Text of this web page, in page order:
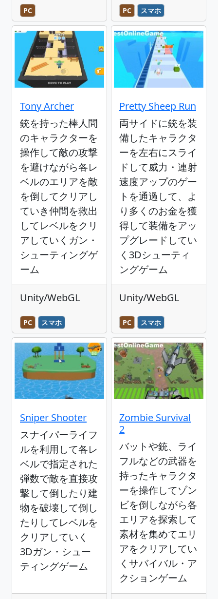
PC PC スマホ
Tony Archer
銃を持った棒人間
のキャラクターを
操作して敵の攻撃
を避けながら各レ
ベルのエリアを敵
を倒してクリアし
ていき仲間を救出
してレベルをクリ
アしていくガン・
シューティングゲ
ーム
Unity/WebGL
PC スマホ
Pretty Sheep Run
両サイドに銃を装
備したキャラクタ
ーを左右にスライ
ドして威力・連射
速度アップのゲー
トを通過して、よ
り多くのお金を獲
得して装備をアッ
プグレードしてい
く3Dシューティ
ングゲーム
Unity/WebGL
PC スマホ
Sniper Shooter
スナイパーライフ
ルを利用して各レ
ベルで指定された
弾数で敵を直接攻
撃して倒したり建
物を破壊して倒し
たりしてレベルを
クリアしていく
3Dガン・シュー
ティングゲーム
Zombie Survival
2
バットや銃、ライ
フルなどの武器を
持ったキャラクタ
ーを操作してゾン
ビを倒しながら各
エリアを探索して
素材を集めてエリ
アをクリアしてい
くサバイバル・ア
クションゲーム